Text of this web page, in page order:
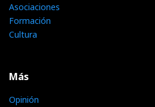
Asociaciones
Formación
Cultura
Más
Opinión